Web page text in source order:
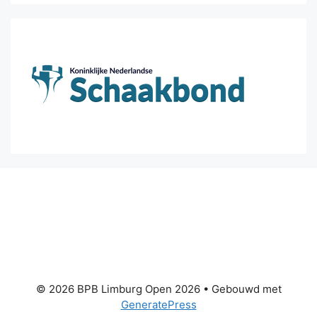
© 2026 BPB Limburg Open 2026• Gebouwd met
GeneratePress